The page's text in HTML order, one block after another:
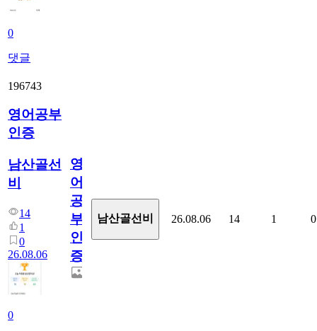
0
댓글
196743
영어공부
인증
남산골선
비
14
1
0
26.08.06
0
영
어
공
부
인
증
남산골선비 26.08.06 14 1 0